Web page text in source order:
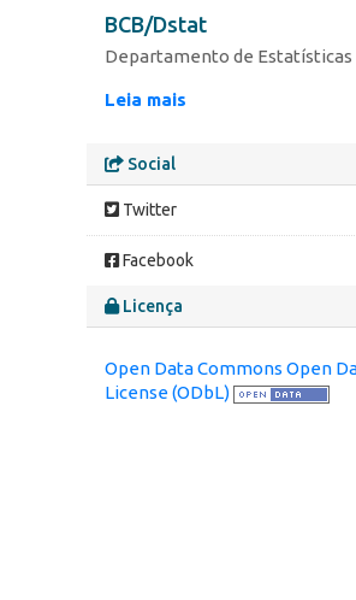
BCB/Dstat
Departamento de Estatísticas
Leia mais
Social
Twitter
Facebook
Licença
Open Data Commons Open
License (ODbL)